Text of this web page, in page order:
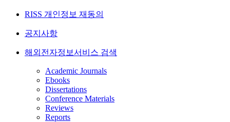
RISS 개인정보 재동의
공지사항
해외전자정보서비스 검색
Academic Journals
Ebooks
Dissertations
Conference Materials
Reviews
Reports